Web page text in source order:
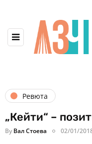
Ревюта
„Кейти“ –
By Вал Стоева 02/01/